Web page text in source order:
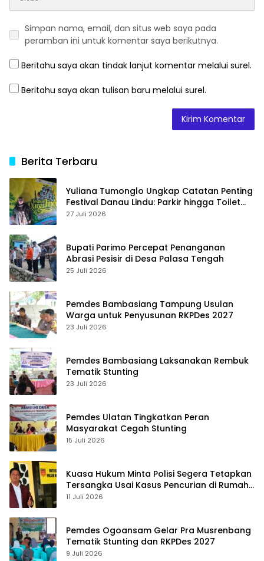
Simpan nama, email, dan situs web saya pada
peramban ini untuk komentar saya berikutnya.
Beritahu saya akan tindak lanjut komentar melalui surel.
Beritahu saya akan tulisan baru melalui surel.
Berita Terbaru
Yuliana Tumonglo Ungkap Catatan Penting
Festival Danau Lindu: Parkir hingga Toilet
Harus Jadi Prioritas
27 Juli 2026
Bupati Parimo Percepat Penanganan
Abrasi Pesisir di Desa Palasa Tengah
25 Juli 2026
Pemdes Bambasiang Tampung Usulan
Warga untuk Penyusunan RKPDes 2027
23 Juli 2026
Pemdes Bambasiang Laksanakan Rembuk
Tematik Stunting
23 Juli 2026
Pemdes Ulatan Tingkatkan Peran
Masyarakat Cegah Stunting
15 Juli 2026
Kuasa Hukum Minta Polisi Segera Tetapkan
Tersangka Usai Kasus Pencurian di Rumah
Anggota Dewan Bantul di Sigi Naik
11 Juli 2026
Pemdes Ogoansam Gelar Pra Musrenbang
Tematik Stunting dan RKPDes 2027
9 Juli 2026